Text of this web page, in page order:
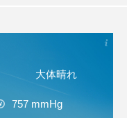
大体晴れ
757 mmHg